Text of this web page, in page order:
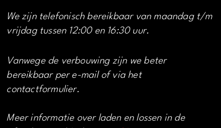
We zijn telefonisch bereikbaar van maandag t/m
vrijdag tussen 12:00 en 16:30 uur.
Vanwege de verbouwing zijn we beter
bereikbaar per e-mail of via het
contactformulier.
Meer informatie over laden en lossen in de